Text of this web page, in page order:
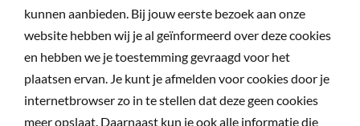
kunnen aanbieden. Bij jouw eerste bezoek aan onze
website hebben wij je al geïnformeerd over deze cookies
en hebben we je toestemming gevraagd voor het
plaatsen ervan. Je kunt je afmelden voor cookies door je
internetbrowser zo in te stellen dat deze geen cookies
meer opslaat. Daarnaast kun je ook alle informatie die